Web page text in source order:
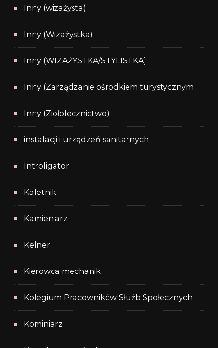
Inny (wizażysta)
Inny (Wizażystka)
Inny (WIZAŻYSTKA/STYLISTKA)
Inny (Zarządzanie ośrodkiem turystycznym
Inny (Ziołolecznictwo)
instalacji i urządzeń sanitarnych
Introligator
Kaletnik
Kamieniarz
Kelner
Kierowca mechanik
Kolegium Pracowników Służb Społecznych
Kominiarz